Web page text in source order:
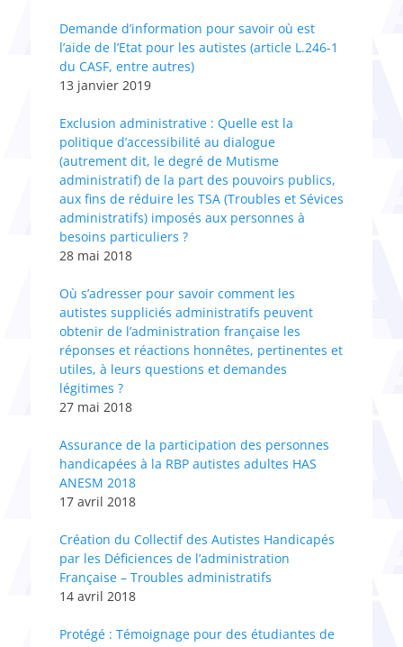
Demande d’information pour savoir où est
l’aide de l’Etat pour les autistes (article L.246-1
du CASF, entre autres)
13 janvier 2019
Exclusion administrative : Quelle est la
politique d’accessibilité au dialogue
(autrement dit, le degré de Mutisme
administratif) de la part des pouvoirs publics,
aux fins de réduire les TSA (Troubles et Sévices
administratifs) imposés aux personnes à
besoins particuliers ?
28 mai 2018
Où s’adresser pour savoir comment les
autistes suppliciés administratifs peuvent
obtenir de l’administration française les
réponses et réactions honnêtes, pertinentes et
utiles, à leurs questions et demandes
légitimes ?
27 mai 2018
Assurance de la participation des personnes
handicapées à la RBP autistes adultes HAS
ANESM 2018
17 avril 2018
Création du Collectif des Autistes Handicapés
par les Déficiences de l’administration
Française – Troubles administratifs
14 avril 2018
Protégé : Témoignage pour des étudiantes de